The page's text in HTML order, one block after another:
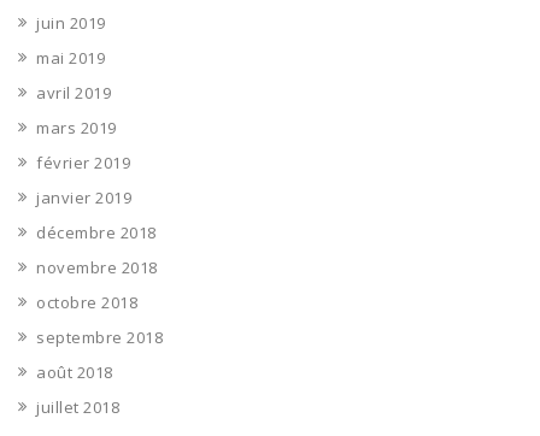
juin 2019
mai 2019
avril 2019
mars 2019
février 2019
janvier 2019
décembre 2018
novembre 2018
octobre 2018
septembre 2018
août 2018
juillet 2018